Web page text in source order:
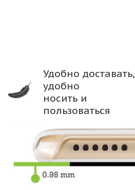
Удобно доставать,
удобно
носить и
пользоваться